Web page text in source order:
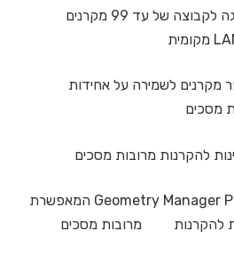
• ייבוא של הגדרות התצוגה לקבוצה של עד 99 מקרנים
מקרנים לשמירה על אחידות
מסכים
להקרנות מרובות מסכים
• תמיכה בפלטפורמת Geometry Manager Pro המאפשרת
להקרנות מרובות מסכים